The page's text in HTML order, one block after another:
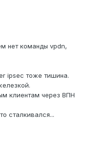
нет команды vpdn,
ipsec тоже тишина.
клиентам через ВПН
сталкивался...